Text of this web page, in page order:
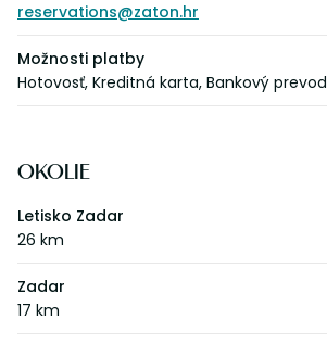
reservations@zaton.hr
Možnosti platby
Hotovosť, Kreditná karta, Bankový prevod
OKOLIE
Letisko Zadar
26 km
Zadar
17 km